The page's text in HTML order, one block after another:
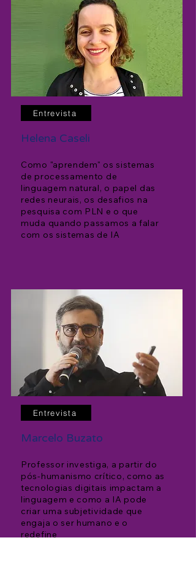
Entrevista
Helena Caseli
Como "aprendem" os sistemas
de processamento de
linguagem natural, o papel das
redes neurais, os desafios na
pesquisa com PLN e o que
muda quando passamos a falar
com os sistemas de IA
Entrevista
Marcelo Buzato
Professor investiga, a partir do
pós-humanismo crítico, como as
tecnologias digitais impactam a
linguagem e como a IA pode
criar uma subjetividade que
engaja o ser humano e o
redefine